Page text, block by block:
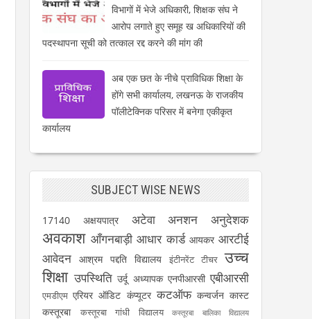
विभागों में भेजे अधिकारी, शिक्षक संघ ने
आरोप लगाते हुए समूह ख अधिकारियों की
पदस्थापना सूची को तत्काल रद्द करने की मांग की
अब एक छत के नीचे प्राविधिक शिक्षा के
होंगे सभी कार्यालय, लखनऊ के राजकीय
पॉलीटेक्निक परिसर में बनेगा एकीकृत
कार्यालय
SUBJECT WISE NEWS
17140 अक्षयपात्र अटेवा अनशन अनुदेशक
अवकाश आँगनबाड़ी आधार कार्ड आयकर आरटीई
आवेदन आश्रम पद्दति विद्यालय इंटीनरेंट टीचर उच्च
शिक्षा उपस्थिति उर्दू अध्यापक एनपीआरसी एबीआरसी
एमडीएम एरियर ऑडिट कंप्यूटर कटऑफ कन्वर्जन कास्ट
कस्तूरबा
कस्तूरबा गांधी विद्यालय कस्तूरबा बालिका विद्यालय